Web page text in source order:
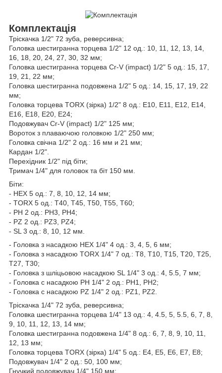
Комплектація
Тріскачка 1/2" 72 зуба, реверсивна;
Головка шестигранна торцева 1/2" 12 од.: 10, 11, 12, 13, 14,
16, 18, 20, 24, 27, 30, 32 мм;
Головка шестигранна торцева Cr-V (impact) 1/2" 5 од.: 15, 17,
19, 21, 22 мм;
Головка шестигранна подовжена 1/2" 5 од.: 14, 15, 17, 19, 22
мм;
Головка торцева TORX (зірка) 1/2" 8 од.: Е10, Е11, Е12, Е14,
Е16, Е18, Е20, Е24;
Подовжувач Cr-V (impact) 1/2" 125 мм;
Вороток з плаваючою головкою 1/2" 250 мм;
Головка свічна 1/2" 2 од.: 16 мм и 21 мм;
Кардан 1/2".
Перехідник 1/2" під біти;
Тримач 1/4" для головок та біт 150 мм.
Біти:
- HEX 5 од.: 7, 8, 10, 12, 14 мм;
- TORX 5 од.: T40, T45, T50, T55, T60;
- PH 2 од.: PH3, PH4;
- PZ 2 од.: PZ3, PZ4;
- SL 3 од.: 8, 10, 12 мм.
- Головка з насадкою HEX 1/4" 4 од.: 3, 4, 5, 6 мм;
- Головка з насадкою TORX 1/4" 7 од.: T8, T10, T15, T20, T25,
T27, T30;
- Головка з шліцьовою насадкою SL 1/4" 3 од.: 4, 5.5, 7 мм;
- Головка с насадкою PH 1/4" 2 од.: PH1, PH2;
- Головка с насадкою PZ 1/4" 2 од.: PZ1, PZ2.
Тріскачка 1/4" 72 зуба, реверсивна;
Головка шестигранна торцева 1/4" 13 од.: 4, 4.5, 5, 5.5, 6, 7, 8,
9, 10, 11, 12, 13, 14 мм;
Головка шестигранна подовжена 1/4" 8 од.: 6, 7, 8, 9, 10, 11,
12, 13 мм;
Головка торцева TORX (зірка) 1/4" 5 од.: Е4, Е5, Е6, Е7, Е8;
Подовжувач 1/4" 2 од.: 50, 100 мм;
Гнучкий подовжувач 1/4" 150 мм;